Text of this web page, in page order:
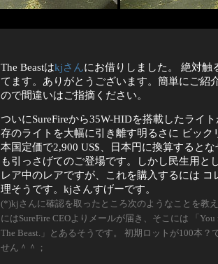
The Beastはkjさんにお借りしました。 絶対触
てます。ありがとうございます。簡単にご紹
ので間違いはご指摘ください。
ついにSureFireから35W-HIDを搭載したライ
存のライトを大幅に引き離す明るさに ビック
本国定価で2,900 US$、日本円に換算すると
も引っさげてのご登場です。しかし民生用と
レア中のレアですが、これを購入するには
理そうです。kjさんすげーです。
(*)kjさんに確認を取ったところ次のようなことを教
にはSureFire CEOよりメールが届き、そこには 「
The Beast.」とあるそうです。 初期ロットが100本
せん＾＾；